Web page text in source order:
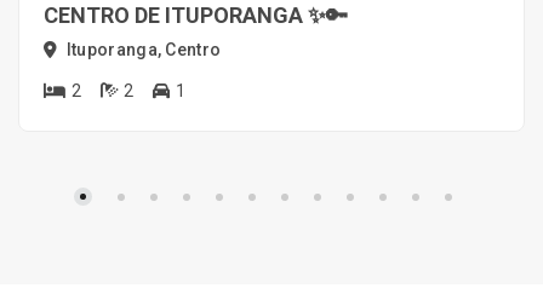
CENTRO DE ITUPORANGA ✨🔑
Ituporanga, Centro
2 2 1